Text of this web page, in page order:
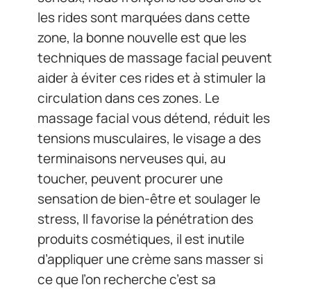
les rides sont marquées dans cette
zone, la bonne nouvelle est que les
techniques de massage facial peuvent
aider à éviter ces rides et à stimuler la
circulation dans ces zones. Le
massage facial vous détend, réduit les
tensions musculaires, le visage a des
terminaisons nerveuses qui, au
toucher, peuvent procurer une
sensation de bien-être et soulager le
stress, Il favorise la pénétration des
produits cosmétiques, il est inutile
d’appliquer une crème sans masser si
ce que l’on recherche c’est sa